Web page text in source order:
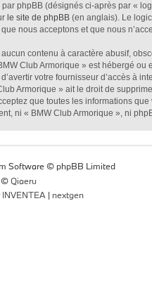
phpBB (désignés ci-après par «
le site de phpBB (en anglais). Le
nous acceptons et que nous
contenu à caractère abusif,
Club Armorique » est hébergé
votre fournisseur d’accès à
Armorique » ait le droit de
que toutes les informations
ni « BMW Club Armorique », ni
Software © phpBB Limited
©Qiaeru
INVENTEA | nextgen